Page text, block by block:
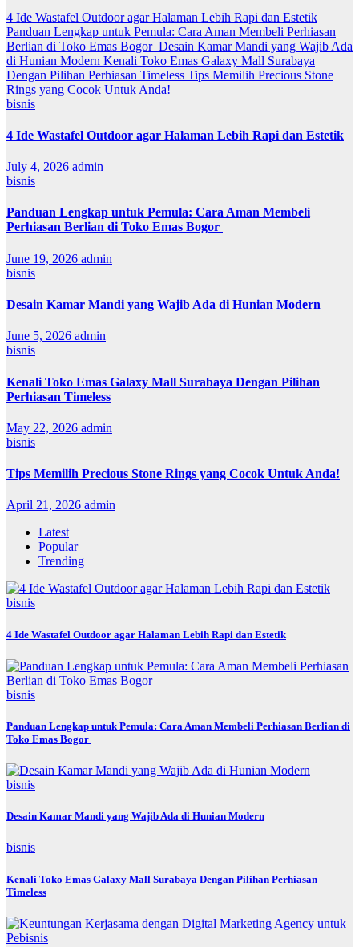
4 Ide Wastafel Outdoor agar Halaman Lebih Rapi dan Estetik
Panduan Lengkap untuk Pemula: Cara Aman Membeli Perhiasan
Berlian di Toko Emas Bogor Desain Kamar Mandi yang Wajib Ada
di Hunian Modern Kenali Toko Emas Galaxy Mall Surabaya
Dengan Pilihan Perhiasan Timeless Tips Memilih Precious Stone
Rings yang Cocok Untuk Anda!
bisnis
4 Ide Wastafel Outdoor agar Halaman Lebih Rapi dan Estetik
July 4, 2026 admin
bisnis
Panduan Lengkap untuk Pemula: Cara Aman Membeli
Perhiasan Berlian di Toko Emas Bogor
June 19, 2026 admin
bisnis
Desain Kamar Mandi yang Wajib Ada di Hunian Modern
June 5, 2026 admin
bisnis
Kenali Toko Emas Galaxy Mall Surabaya Dengan Pilihan
Perhiasan Timeless
May 22, 2026 admin
bisnis
Tips Memilih Precious Stone Rings yang Cocok Untuk Anda!
April 21, 2026 admin
Latest
Popular
Trending
bisnis
4 Ide Wastafel Outdoor agar Halaman Lebih Rapi dan Estetik
bisnis
Panduan Lengkap untuk Pemula: Cara Aman Membeli Perhiasan Berlian di
Toko Emas Bogor
bisnis
Desain Kamar Mandi yang Wajib Ada di Hunian Modern
bisnis
Kenali Toko Emas Galaxy Mall Surabaya Dengan Pilihan Perhiasan
Timeless